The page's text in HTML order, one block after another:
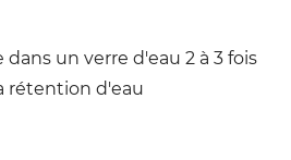
dans un verre d'eau 2 à 3 fois
rétention d'eau